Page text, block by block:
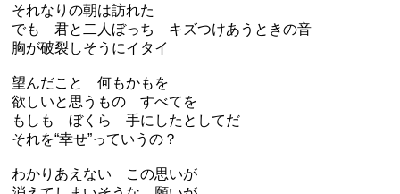
それなりの朝は訪れた
でも 君と二人ぼっち キズつけあうときの音
胸が破裂しそうにイタイ
望んだこと 何もかもを
欲しいと思うもの すべてを
もしも ぼくら 手にしたとしてだ
それを“幸せ”っていうの？
わかりあえない この思いが